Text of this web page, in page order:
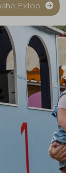
Exloo